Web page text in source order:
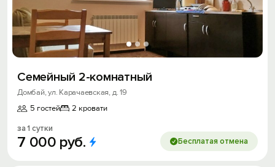
Семейный 2-комнатный
Домбай, ул. Карачаевская, д. 19
5 гостей
2 кровати
за 1 сутки
7 000 руб. Бесплатая отмена